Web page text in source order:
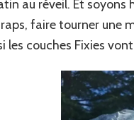
au réveil. Et
faire tourner une
les couches Fixies